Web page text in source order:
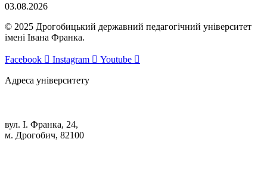
03.08.2026
© 2025 Дрогобицький державний педагогічний університет
імені Івана Франка.
Facebook Instagram Youtube
Адреса університету
вул. І. Франка, 24,
м. Дрогобич, 82100